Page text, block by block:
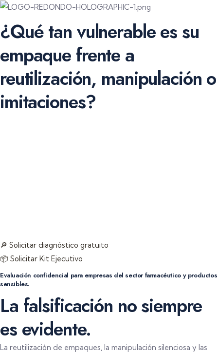
¿Qué tan vulnerable es su
empaque frente a
reutilización, manipulación o
imitaciones?
🔎 Solicitar diagnóstico gratuito
📦 Solicitar Kit Ejecutivo
Evaluación confidencial para empresas del sector farmacéutico y productos
sensibles.
La falsificación no siempre
es evidente.
La reutilización de empaques, la manipulación silenciosa y las